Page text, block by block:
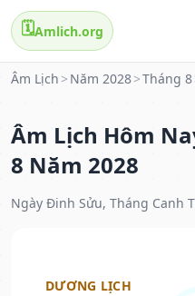
🗓️Amlich.org
Âm Lịch > Năm 2028>Tháng 8
Âm Lịch Hôm
8 Năm 2028
Ngày Đinh Sửu, Tháng Canh
DƯƠNG LỊCH